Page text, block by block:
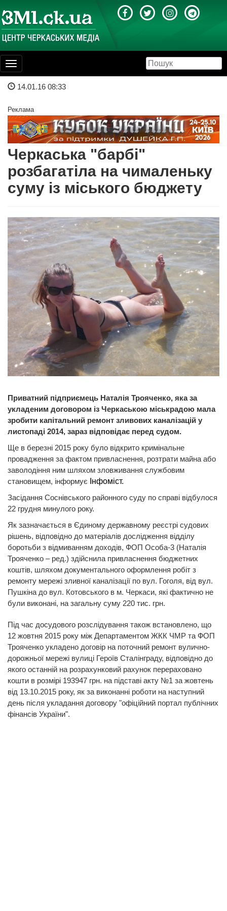
Toggle
navigation
14.01.16 08:33
Реклама
Черкаська "барбі"
розбагатіла на чималеньку
суму із міського бюджету
Приватний підприємець Наталія Трояченко, яка за
укладеним договором із Черкаською міськрадою мала
зробити капітальний ремонт зливових каналізацій у
листопаді 2014, зараз відповідає перед судом.
Ще в березні 2015 року було відкрито кримінальне
провадження за фактом привласнення, розтрати майна або
заволодіння ним шляхом зловживання службовим
становищем, інформує Інфоміст.
Засідання Соснівського районного суду по справі відбулося
22 грудня минулого року.
Як зазначається в Єдиному державному реєстрі судових
рішень, відповідно до матеріалів дослідження відділу
боротьби з відмиванням доходів, ФОП Особа-3 (Наталія
Трояченко – ред.) здійснила привласнення бюджетних
коштів, шляхом документального оформлення робіт з
ремонту мережі зливної каналізації по вул. Гоголя, від вул.
Пушкіна до вул. Котовського в м. Черкаси, які фактично не
були виконані, на загальну суму 220 тис. грн.
Під час досудового розслідування також встановлено, що
12 жовтня 2015 року між Департаментом ЖКК ЧМР та ФОП
Трояченко укладено договір на поточний ремонт вулично-
дорожньої мережі вулиці Героїв Сталінграду, відповідно до
якого останній на розрахунковий рахунок перераховано
кошти в розмірі 193947 грн. на підставі акту №1 за жовтень
від 13.10.2015 року, як за виконанні роботи на наступний
день після укладання договору "офіційний портал публічних
фінансів України".